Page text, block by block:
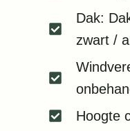
Dak:
zwart /
Hoogte